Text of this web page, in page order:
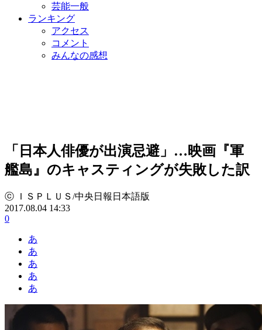
芸能一般
ランキング
アクセス
コメント
みんなの感想
「日本人俳優が出演忌避」…映画『軍
艦島』のキャスティングが失敗した訳
ⓒ ＩＳＰＬＵＳ/中央日報日本語版
2017.08.04 14:33
0
あ
あ
あ
あ
あ